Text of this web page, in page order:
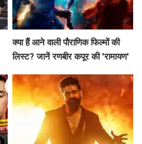
क्या हैं आने वाली पौराणिक फिल्मों की
लिस्ट? जानें रणबीर कपूर की 'रामायण'